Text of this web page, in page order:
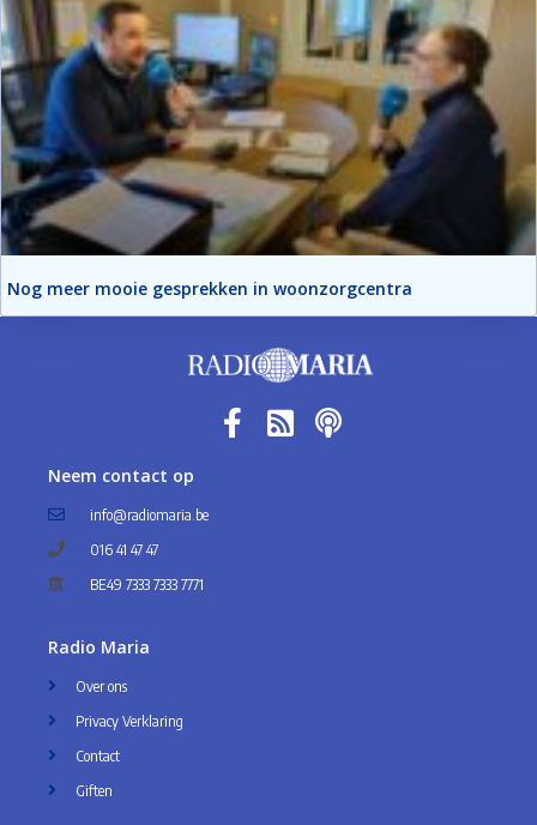
Nog meer mooie gesprekken in woonzorgcentra
Neem contact op
info@radiomaria.be
016 41 47 47
BE49 7333 7333 7771
Radio Maria
Over ons
Privacy Verklaring
Contact
Giften